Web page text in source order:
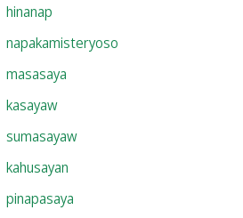
hinanap
napakamisteryoso
masasaya
kasayaw
sumasayaw
kahusayan
pinapasaya